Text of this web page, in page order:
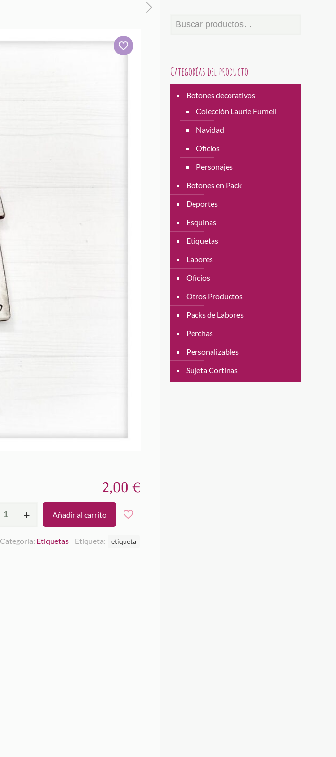
2,00 €
Añadir al carrito
Categoría: Etiquetas Etiqueta: etiqueta
Categorías del producto
Botones decorativos
Colección Laurie Furnell
Navidad
Oficios
Personajes
Botones en Pack
Deportes
Esquinas
Etiquetas
Labores
Oficios
Otros Productos
Packs de Labores
Perchas
Personalizables
Sujeta Cortinas